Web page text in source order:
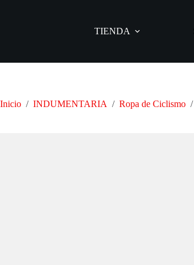
TIENDA
Inicio / INDUMENTARIA / Ropa de Ciclismo /